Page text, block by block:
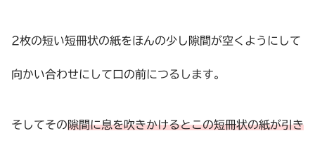
2枚の短い短冊状の紙をほんの少し隙間が空くようにして
向かい合わせにして口の前につるします。
そしてその隙間に息を吹きかけるとこの短冊状の紙が引き